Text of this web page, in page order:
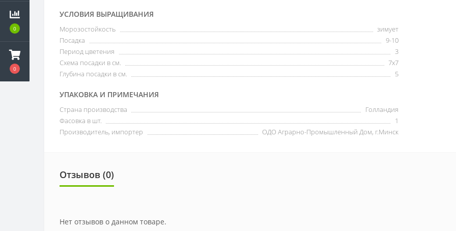
0
0
УСЛОВИЯ ВЫРАЩИВАНИЯ
Морозостойкость
зимует
Посадка
9-10
Период цветения
3
Схема посадки в см.
7х7
Глубина посадки в см.
5
УПАКОВКА И ПРИМЕЧАНИЯ
Страна производства
Голландия
Фасовка в шт.
1
Производитель, импортер
ОДО Аграрно-Промышленный Дом, г.Минск
Отзывов (0)
Нет отзывов о данном товаре.